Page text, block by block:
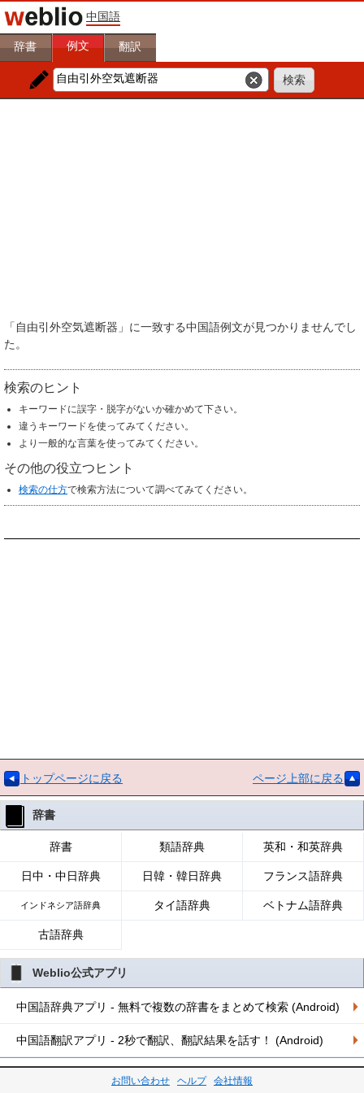
中国語
辞書 例文 翻訳
「自由引外空気遮断器」に一致する中国語例文が見つかりませんでし
た。
検索のヒント
キーワードに誤字・脱字がないか確かめて下さい。
違うキーワードを使ってみてください。
より一般的な言葉を使ってみてください。
その他の役立つヒント
検索の仕方で検索方法について調べてみてください。
トップページに戻る ページ上部に戻る
辞書
辞書 類語辞典 英和・和英辞典
日中・中日辞典 日韓・韓日辞典 フランス語辞典
インドネシア語辞典 タイ語辞典 ベトナム語辞典
古語辞典
Weblio公式アプリ
中国語辞典アプリ - 無料で複数の辞書をまとめて検索 (Android)
中国語翻訳アプリ - 2秒で翻訳、翻訳結果を話す！ (Android)
お問い合わせ ヘルプ 会社情報